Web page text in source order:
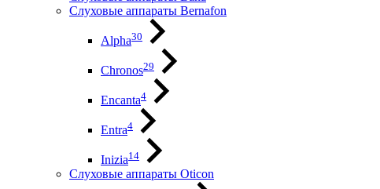
Слуховые аппараты Bernafon
Alpha30
Chronos29
Encanta4
Entra4
Inizia14
Слуховые аппараты Oticon